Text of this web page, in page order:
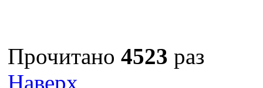
Прочитано 4523 раз
Наверх